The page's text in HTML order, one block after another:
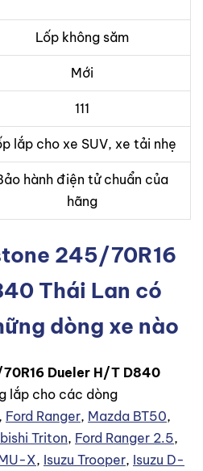
Lốp không săm
Mới
111
lắp cho xe SUV, xe tải nhẹ
hành điện tử chuẩn của
hãng
245/70R16
Thái Lan có
dòng xe nào
Dueler H/T D840
lắp cho các dòng
, Ford Ranger, Mazda BT50,
Triton, Ford Ranger 2.5,
X, Isuzu Trooper, Isuzu D-